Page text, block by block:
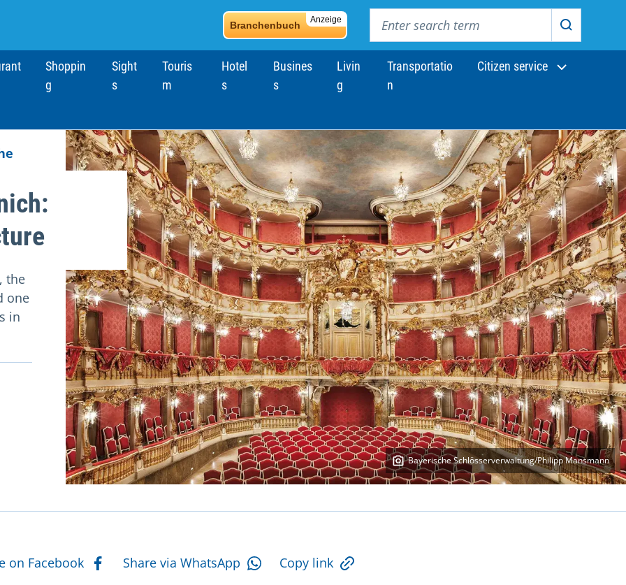
Anzeige
Branchenbuch
Search
Shoppin
g
Sight
s
Touris
m
Hotel
s
Busines
s
Livin
g
Transportatio
n
Citizen service
the
one
in
Bayerische Schlösserverwaltung/Philipp Mansmann
actions
on Facebook Share via WhatsApp Copy link